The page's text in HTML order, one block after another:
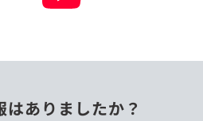
はありましたか？